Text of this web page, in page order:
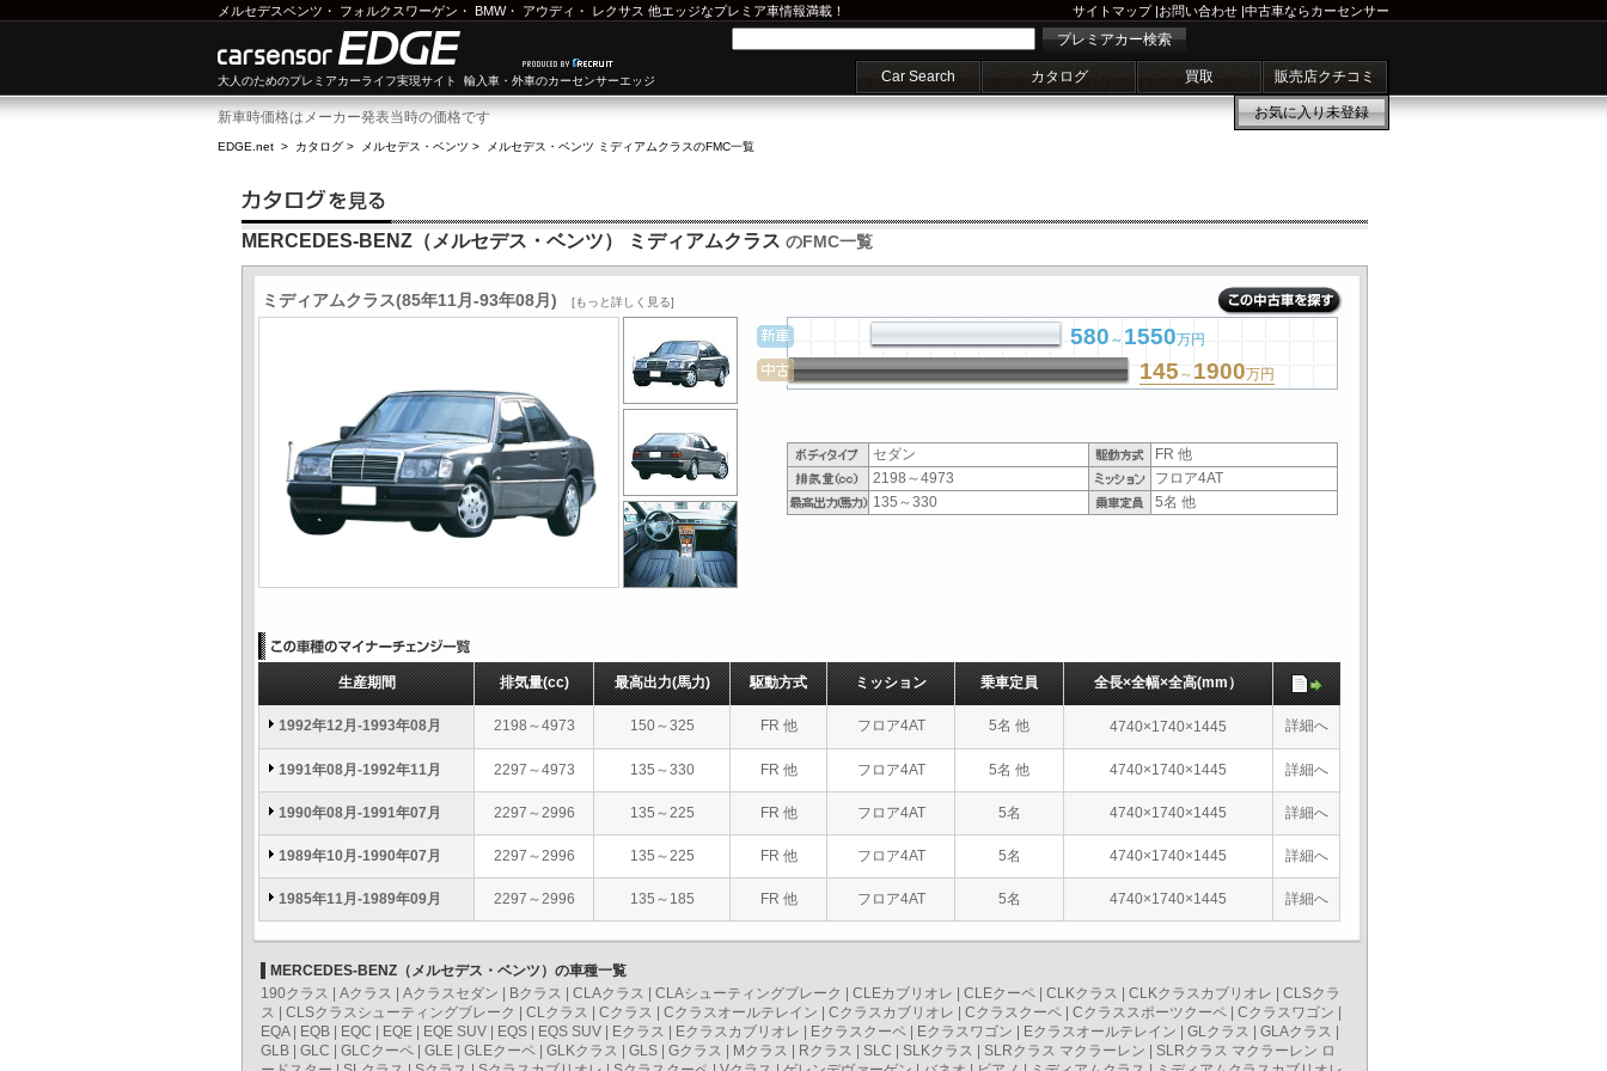
メルセデスベンツ ・ フォルクスワーゲン ・ BMW・ アウディ ・ レクサス 他エッジなプレミア車情報満載！ サイトマップ|お問い合わせ |中古車ならカーセンサー
大人のためのプレミアカーライフ実現サイト 輸入車・外車のカーセンサーエッジ
プレミアカー検索
Car Search カタログ 買取 販売店クチコミ
お気に入り未登録
新車時価格はメーカー発表当時の価格です
EDGE.net > カタログ > メルセデス・ベンツ > メルセデス・ベンツ ミディアムクラスのFMC一覧
MERCEDES-BENZ（メルセデス・ベンツ） ミディアムクラス のFMC一覧
ミディアムクラス(85年11月-93年08月) [もっと詳しく見る]
580～1550万円
145 ～1900万円
セダン
FR 他
2198～4973
フロア4AT
135～330
5名 他
生産期間 排気量(cc) 最高出力(馬力) 駆動方式 ミッション 乗車定員 全長×全幅×全高(mm）
1992年12月-1993年08月 2198～4973 150～325 FR 他 フロア4AT 5名 他 4740×1740×1445 詳細へ
1991年08月-1992年11月 2297～4973 135～330 FR 他 フロア4AT 5名 他 4740×1740×1445 詳細へ
1990年08月-1991年07月 2297～2996 135～225 FR 他 フロア4AT 5名 4740×1740×1445 詳細へ
1989年10月-1990年07月 2297～2996 135～225 FR 他 フロア4AT 5名 4740×1740×1445 詳細へ
1985年11月-1989年09月 2297～2996 135～185 FR 他 フロア4AT 5名 4740×1740×1445 詳細へ
MERCEDES-BENZ（メルセデス・ベンツ）の車種一覧
190クラス
Aクラス Aクラスセダン Bクラス CLAクラス CLAシューティングブレーク CLEカブリオレ CLEクーペ CLKクラス CLKクラスカブリオレ
CLSクラ
ス
CLSクラスシューティングブレーク CLクラス Cクラス Cクラスオールテレイン Cクラスカブリオレ Cクラスクーペ Cクラススポーツクーペ Cクラスワゴン
EQA| EQB EQC EQE EQE SUV EQS EQS SUV Eクラス Eクラスカブリオレ Eクラスクーペ Eクラスワゴン Eクラスオールテレイン GLクラス GLAクラス
GLB
GLC GLCクーペ GLE GLEクーペ GLKクラス GLS Gクラス Mクラス Rクラス SLC SLKクラス SLRクラス マクラーレン
SLRクラス マクラーレン ロ